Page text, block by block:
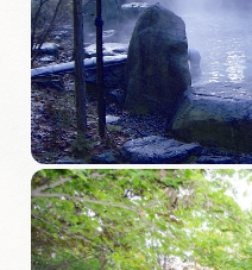
旅行会社・観
フォトラ
動画ライ